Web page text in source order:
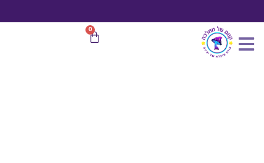
לתוכן
בהזמנות מעל 599 ₪ 0
עגלת
יח
בקבוקון